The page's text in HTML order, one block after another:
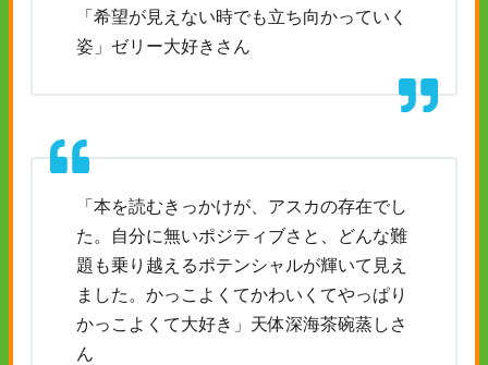
「希望が見えない時でも立ち向かっていく
姿」ゼリー大好きさん
「本を読むきっかけが、アスカの存在でし
た。自分に無いポジティブさと、どんな難
題も乗り越えるポテンシャルが輝いて見え
ました。かっこよくてかわいくてやっぱり
かっこよくて大好き」天体深海茶碗蒸しさ
ん